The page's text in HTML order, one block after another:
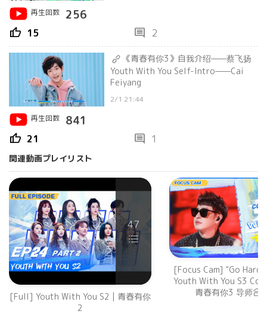
再生回数
256
thumb_up 15 comment 2
《青春有你3》自我介绍——蔡飞扬
Youth With You Self-Intro——Cai
Feiyang
2/1 21:44
再生回数
841
thumb_up 21 comment 1
関連動画プレイリスト
47
[Full] Youth With You S2 | 青春有你
2
[Focus Cam] "Go Hard
Youth With You S3
青春有你3 导师合